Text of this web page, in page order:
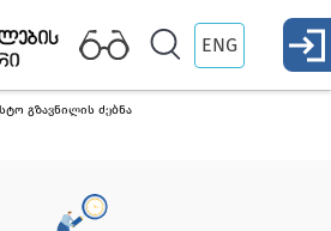
ENG
გზავნილის ძებნა